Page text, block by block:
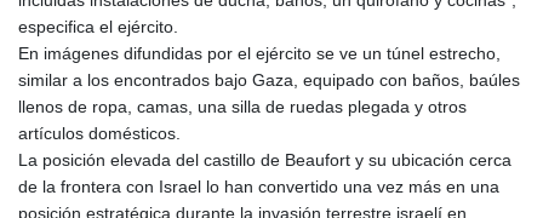
especifica el ejército.
En imágenes difundidas por el ejército se ve un túnel estrecho,
similar a los encontrados bajo Gaza, equipado con baños, baúles
llenos de ropa, camas, una silla de ruedas plegada y otros
artículos domésticos.
La posición elevada del castillo de Beaufort y su ubicación cerca
de la frontera con Israel lo han convertido una vez más en una
posición estratégica durante la invasión terrestre israelí en